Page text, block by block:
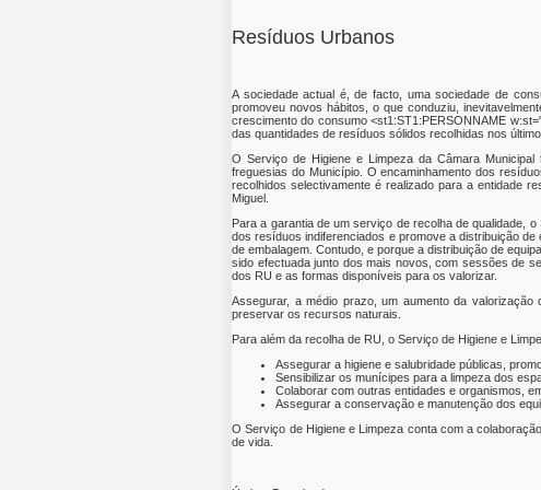
Resíduos Urbanos
A sociedade actual é, de facto, uma sociedade de
promoveu novos hábitos, o que conduziu,
crescimento do consumo <st1:ST1:PERSONNAME
das quantidades de resíduos sólidos recolhidas nos
O Serviço de Higiene e Limpeza da Câmara
freguesias do Município. O encaminhamento dos
recolhidos selectivamente é realizado para a entidade
Miguel.
Para a garantia de um serviço de recolha de qualidade,
dos resíduos indiferenciados e promove a distribuição
de embalagem. Contudo, e porque a distribuição de
sido efectuada junto dos mais novos, com sessões de
dos RU e as formas disponíveis para os valorizar.
Assegurar, a médio prazo, um aumento da
preservar os recursos naturais.
Para além da recolha de RU, o Serviço de Higiene e
Assegurar a higiene e salubridade públicas,
Sensibilizar os munícipes para a limpeza dos
Colaborar com outras entidades e organismos,
Assegurar a conservação e manutenção dos
O Serviço de Higiene e Limpeza conta com a
de vida.